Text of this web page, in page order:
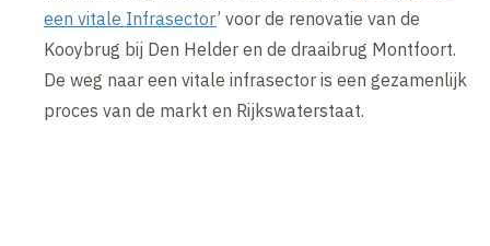
een vitale Infrasector’ voor de renovatie van de
Kooybrug bij Den Helder en de draaibrug Montfoort.
De weg naar een vitale infrasector is een gezamenlijk
proces van de markt en Rijkswaterstaat.